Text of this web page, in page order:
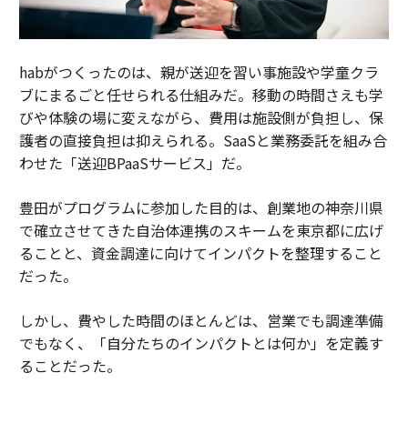
habがつくったのは、親が送迎を習い事施設や学童クラ
ブにまるごと任せられる仕組みだ。移動の時間さえも学
びや体験の場に変えながら、費用は施設側が負担し、保
護者の直接負担は抑えられる。SaaSと業務委託を組み合
わせた「送迎BPaaSサービス」だ。
豊田がプログラムに参加した目的は、創業地の神奈川県
で確立させてきた自治体連携のスキームを東京都に広げ
ることと、資金調達に向けてインパクトを整理すること
だった。
しかし、費やした時間のほとんどは、営業でも調達準備
でもなく、「自分たちのインパクトとは何か」を定義す
ることだった。